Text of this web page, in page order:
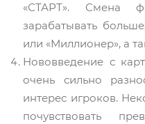
«СТАРТ». Смена
зарабатывать
или «Миллионер», а
Нововведение с
очень сильно
интерес игроков.
почувствовать